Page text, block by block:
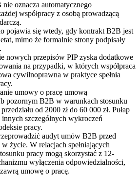
oznacza automatycznego
współpracy z osobą prowadzącą
pojawia się wtedy, gdy kontrakt B2B jest
mimo że formalnie strony podpisały
nowych przepisów PIP zyska dodatkowe
na przypadki, w których współpraca
cywilnoprawna w praktyce spełnia
umowy o pracę umową
pozornym B2B w warunkach stosunku
od 2000 zł do 60 000 zł. Pułap
innych szczególnych wykroczeń
pracy.
audyt umów B2B przed
życie. W relacjach spełniających
pracy mogą skorzystać z 12-
wyłączenia odpowiedzialności,
umowę o pracę.